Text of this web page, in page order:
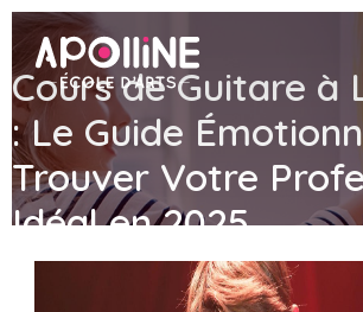
Apolline
–
École
d'arts
Cours de Guitare à
: Le Guide
Trouver Votre
Idéal en 2025